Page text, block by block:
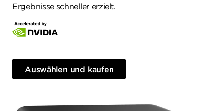
Ergebnisse schneller erzielt.
Auswählen und kaufen